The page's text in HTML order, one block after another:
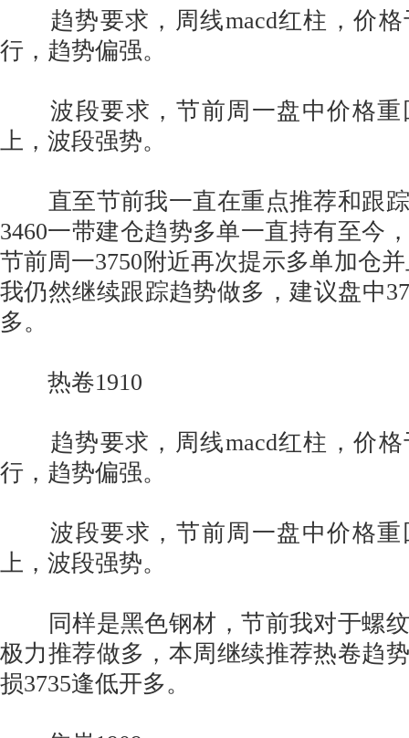
趋势要求，周线macd红柱，价格
行，趋势偏强。
波段要求，节前周一盘中价格重
上，波段强势。
直至节前我一直在重点推荐和跟踪
3460一带建仓趋势多单一直持有至今
节前周一3750附近再次提示多单加仓
我仍然继续跟踪趋势做多，建议盘中
多。
热卷1910
趋势要求，周线macd红柱，价格
行，趋势偏强。
波段要求，节前周一盘中价格重
上，波段强势。
同样是黑色钢材，节前我对于螺纹
极力推荐做多，本周继续推荐热卷趋
损3735逢低开多。